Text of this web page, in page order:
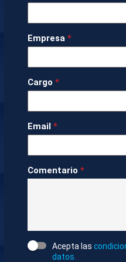
Empresa *
Cargo *
Email *
Comentario *
Acepta las
datos.
REALIZAN
BARCO Y
Ambiente